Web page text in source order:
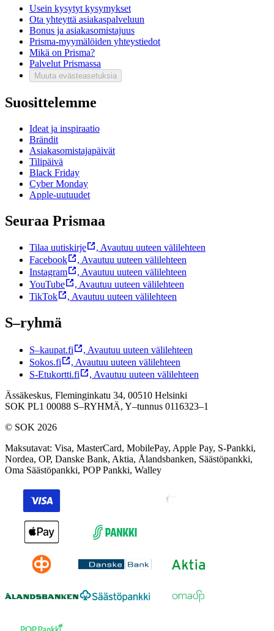
Usein kysytyt kysymykset
Ota yhteyttä asiakaspalveluun
Bonus ja asiakasomistajuus
Prisma-myymälöiden yhteystiedot
Mikä on Prisma?
Palvelut Prismassa
Muuta evästeasetuksia
Suosittelemme
Ideat ja inspiraatio
Brändit
Asiakasomistajapäivät
Tilipäivä
Black Friday
Cyber Monday
Apple-uutuudet
Seuraa Prismaa
Tilaa uutiskirje , Avautuu uuteen välilehteen
Facebook
, Avautuu uuteen välilehteen
Instagram
, Avautuu uuteen välilehteen
YouTube
, Avautuu uuteen välilehteen
TikTok
, Avautuu uuteen välilehteen
S–ryhmä
S–kaupat.fi , Avautuu uuteen välilehteen
Sokos.fi
, Avautuu uuteen välilehteen
S-Etukortti.fi
, Avautuu uuteen välilehteen
Ässäkeskus, Fleminginkatu 34, 00510 Helsinki
SOK PL1 00088 S–RYHMÄ, Y–tunnus 0116323–1
© SOK 2026
Maksutavat: Visa, MasterCard, MobilePay, Apple Pay, S-Pankki,
Nordea, OP, Danske Bank, Aktia, Ålandsbanken, Säästöpankki,
Oma Säästöpankki, POP Pankki, Walley